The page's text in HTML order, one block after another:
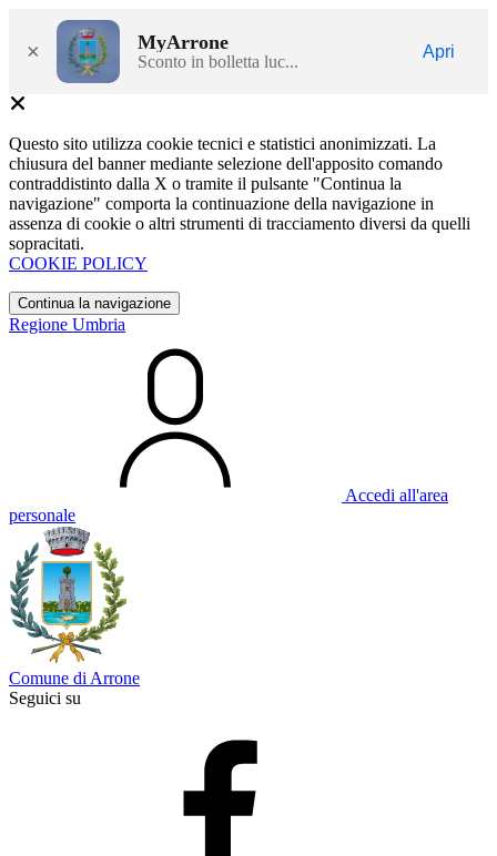
× MyArrone
Sconto in bolletta luc...
Apri
Questo sito utilizza cookie tecnici e statistici anonimizzati. La
chiusura del banner mediante selezione dell'apposito comando
contraddistinto dalla X o tramite il pulsante "Continua la
navigazione" comporta la continuazione della navigazione in
assenza di cookie o altri strumenti di tracciamento diversi da quelli
sopracitati.
COOKIE POLICY
Continua la navigazione
Regione Umbria
Accedi all'area
personale
Comune di Arrone
Seguici su